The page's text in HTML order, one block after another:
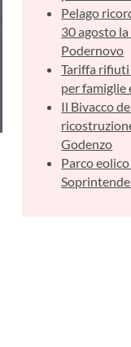
Pelago
30 agosto
Podernovo
Tariffa rifiuti
per famiglie
Il Bivacco
Godenzo
Parco